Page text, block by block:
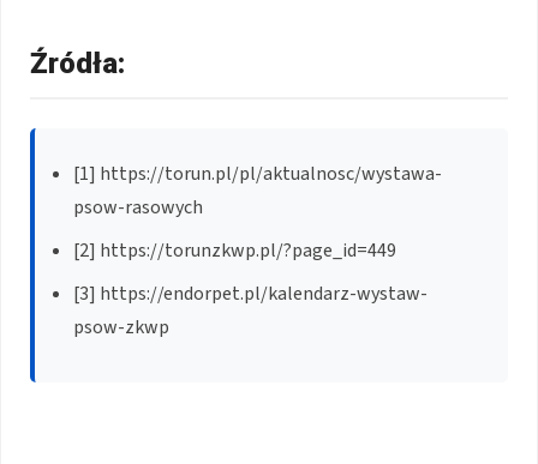
Źródła:
[1] https://torun.pl/pl/aktualnosc/wystawa-
psow-rasowych
[2] https://torunzkwp.pl/?page_id=449
[3] https://endorpet.pl/kalendarz-wystaw-
psow-zkwp